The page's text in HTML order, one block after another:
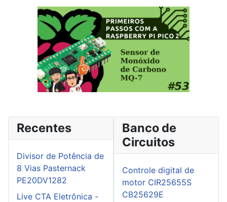
Recentes
Divisor de Potência de
8 Vias Pasternack
PE20DV1282
Live CTA Eletrônica -
Banco de
Circuitos
Controle digital de
motor CIR25655S
CB25629E